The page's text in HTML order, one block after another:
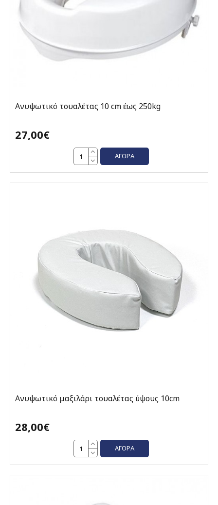
Ανυψωτικό τουαλέτας 10 cm έως 250kg
27,00€
ΑΓΟΡΆ
Ανυψωτικό μαξιλάρι τουαλέτας ύψους 10cm
28,00€
ΑΓΟΡΆ